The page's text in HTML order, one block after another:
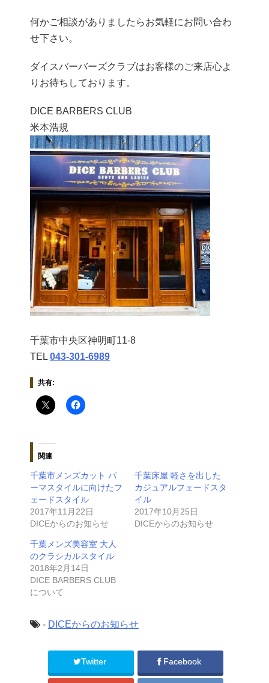
何かご相談がありましたらお気軽にお問い合わ
せ下さい。
ダイスバーバーズクラブはお客様のご来店心よ
りお待ちしております。
DICE BARBERS CLUB
米本浩規
千葉市中央区神明町11-8
TEL 043‐301‐6989
共有:
関連
千葉市メンズカット パ
ーマスタイルに向けたフ
ェードスタイル
2017年11月22日
DICEからのお知らせ
千葉床屋 軽さを出した
カジュアルフェードスタ
イル
2017年10月25日
DICEからのお知らせ
千葉メンズ美容室 大人
のクラシカルスタイル
2018年2月14日
DICE BARBERS CLUB
について
- DICEからのお知らせ
Twitter Facebook